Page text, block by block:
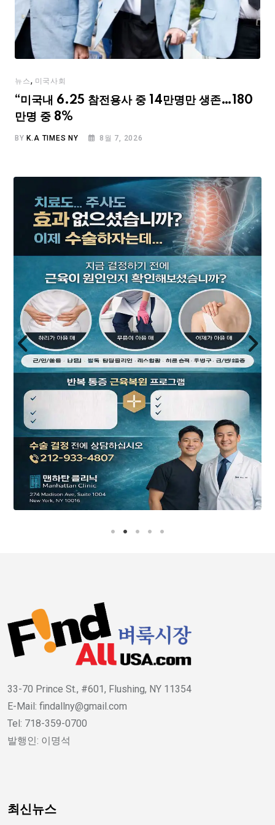
뉴스, 미국사회
“미국내 6.25 참전용사 중 14만명만 생존…180
만명 중 8%
BY K.A TIMES NY 8월 7, 2026
33-70 Prince St., #601, Flushing, NY 11354
E-Mail: findallny@gmail.com
Tel: 718-359-0700
발행인: 이명석
최신뉴스